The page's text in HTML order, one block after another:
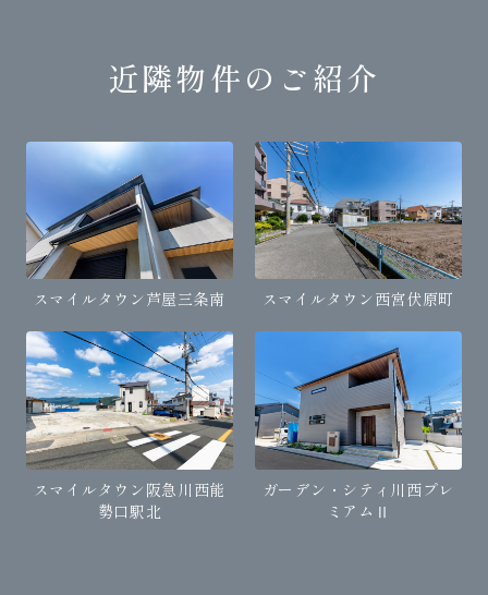
近隣物件のご紹介
スマイルタウン芦屋三条南 スマイルタウン西宮伏原町
スマイルタウン阪急川西能
勢口駅北
ガーデン・シティ川西プレ
ミアムⅡ